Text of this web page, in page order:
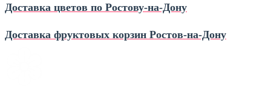
Доставка цветов по Ростову‑на‑Дону
Доставка фруктовых корзин Ростов‑на‑Дону